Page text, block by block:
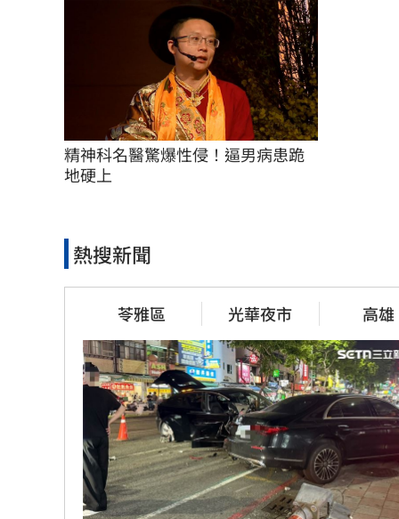
精神科名醫驚爆性侵！逼男病患跪
地硬上
熱搜新聞
苓雅區 光華夜市 高雄